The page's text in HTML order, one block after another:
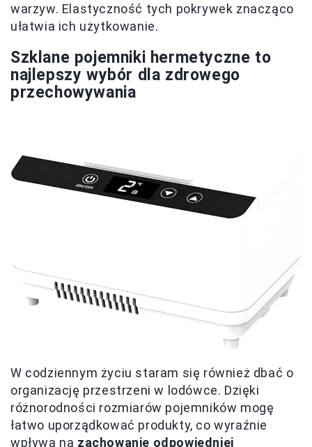
warzyw. Elastyczność tych pokrywek znacząco
ułatwia ich użytkowanie.
Szklane pojemniki hermetyczne to
najlepszy wybór dla zdrowego
przechowywania
W codziennym życiu staram się również dbać o
organizację przestrzeni w lodówce. Dzięki
różnorodności rozmiarów pojemników mogę
łatwo uporządkować produkty, co wyraźnie
wpływa na zachowanie odpowiedniej